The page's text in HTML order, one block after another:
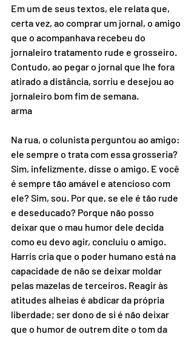
Em um de seus textos, ele relata que,
certa vez, ao comprar um jornal, o amigo
que o acompanhava recebeu do
jornaleiro tratamento rude e grosseiro.
Contudo, ao pegar o jornal que lhe fora
atirado a distância, sorriu e desejou ao
jornaleiro bom fim de semana.
arma
Na rua, o colunista perguntou ao amigo:
ele sempre o trata com essa grosseria?
Sim, infelizmente, disse o amigo. E você
é sempre tão amável e atencioso com
ele? Sim, sou. Por que, se ele é tão rude
e deseducado? Porque não posso
deixar que o mau humor dele decida
como eu devo agir, concluiu o amigo.
Harris cria que o poder humano está na
capacidade de não se deixar moldar
pelas mazelas de terceiros. Reagir às
atitudes alheias é abdicar da própria
liberdade; ser dono de si é não deixar
que o humor de outrem dite o tom da